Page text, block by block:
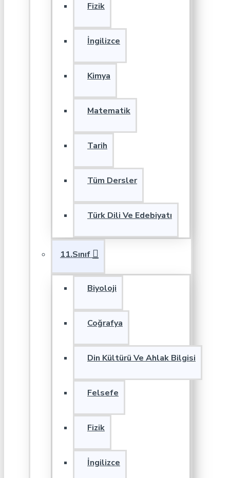
Fizik
İngilizce
Kimya
Matematik
Tarih
Tüm Dersler
Türk Dili Ve Edebiyatı
11.Sınıf
Biyoloji
Coğrafya
Din Kültürü Ve Ahlak Bilgisi
Felsefe
Fizik
İngilizce